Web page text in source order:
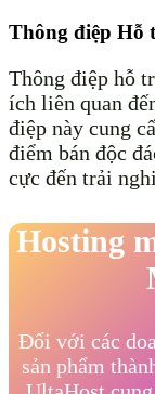
Thông điệp Hỗ
Thông điệp hỗ
ích liên quan
điệp này cung
điểm bán độc
cực đến trải
Hosting
Đối với các
sản phẩm